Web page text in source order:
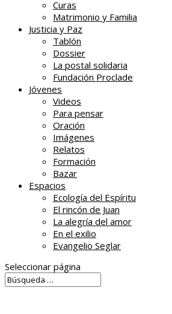
Curas
Matrimonio y Familia
Justicia y Paz
Tablón
Dossier
La postal solidaria
Fundación Proclade
Jóvenes
Videos
Para pensar
Oración
Imágenes
Relatos
Formación
Bazar
Espacios
Ecología del Espíritu
El rincón de Juan
La alegría del amor
En el exilio
Evangelio Seglar
Seleccionar página